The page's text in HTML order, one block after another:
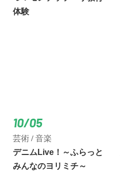
体験
10/05
芸術 / 音楽
デニムLive！～ふらっと
みんなのヨリミチ～